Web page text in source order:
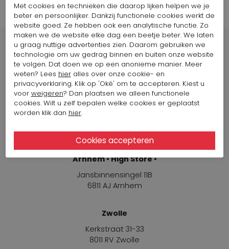
Winkels
Arnhem
6811 AJ Arnhem
Arnhem • High Store •
Jansbinnensingel 11B
6811 AJ Arnhem
Zwolle
Kerkstraat 31-33
8011 RV Zwolle
Met cookies en technieken die daarop lijken helpen we je
beter en persoonlijker. Dankzij functionele cookies werkt de
website goed. Ze hebben ook een analytische functie. Zo
maken we de website elke dag een beetje beter. We laten
u graag nuttige advertenties zien. Daarom gebruiken we
technologie om uw gedrag binnen en buiten onze website
te volgen. Dat doen we op een anonieme manier. Meer
weten? Lees hieralles over onze cookie- en
privacyverklaring. Klik op 'Oké' om te accepteren. Kiest u
voor weigeren? Dan plaatsen we alleen functionele
cookies. Wilt u zelf bepalen welke cookies er geplaatst
worden klik dan hier.